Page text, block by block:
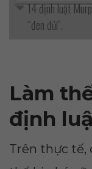
14 định luật
“đen đủi”.
Làm
định
Trên thực tế,